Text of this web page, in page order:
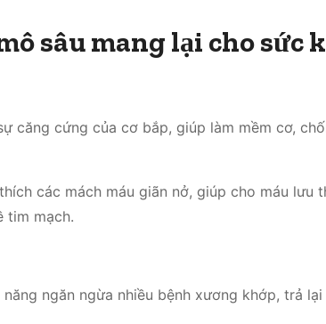
sâu mang lại cho sức
căng cứng của cơ bắp, giúp làm mềm cơ,
các mách máu giãn nở, giúp cho máu lưu
tim mạch.
ngăn ngừa nhiều bệnh xương khớp, trả